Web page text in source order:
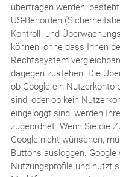
übertragen werden,
US-Behörden
Kontroll- und
können, ohne dass Ihnen
Rechtssystem
dagegen zustehen. Die
ob Google ein Nutzerkonto
sind, oder ob kein
eingeloggt sind, werden
zugeordnet. Wenn Sie die
Google nicht wünschen,
Buttons ausloggen.
Nutzungsprofile und nutzt